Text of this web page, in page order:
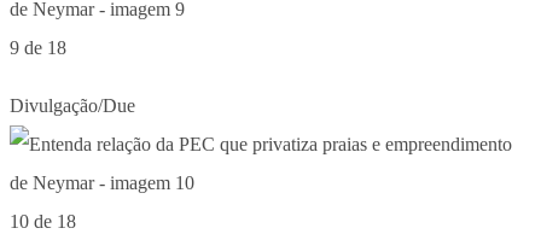
9 de 18
Divulgação/Due
10 de 18